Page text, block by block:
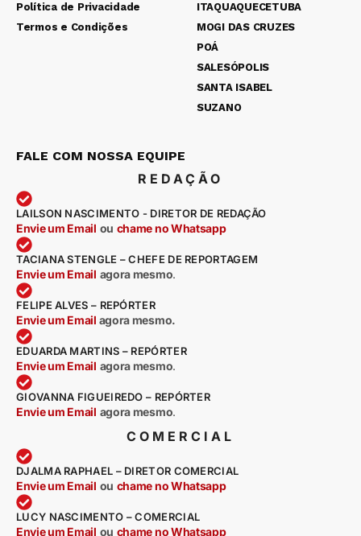
Política de Privacidade
Termos e Condições
ITAQUAQUECETUBA
MOGI DAS CRUZES
POÁ
SALESÓPOLIS
SANTA ISABEL
SUZANO
FALE COM NOSSA EQUIPE
REDAÇÃO
LAILSON NASCIMENTO - DIRETOR DE REDAÇÃO
Envie um Email ou chame no Whatsapp
TACIANA STENGLE – CHEFE DE REPORTAGEM
Envie um Email agora mesmo.
FELIPE ALVES – REPÓRTER
Envie um Email agora mesmo.
EDUARDA MARTINS – REPÓRTER
Envie um Email agora mesmo.
GIOVANNA FIGUEIREDO – REPÓRTER
Envie um Email agora mesmo.
COMERCIAL
DJALMA RAPHAEL – DIRETOR COMERCIAL
Envie um Email ou chame no Whatsapp
LUCY NASCIMENTO – COMERCIAL
Envie um Email ou chame no Whatsapp